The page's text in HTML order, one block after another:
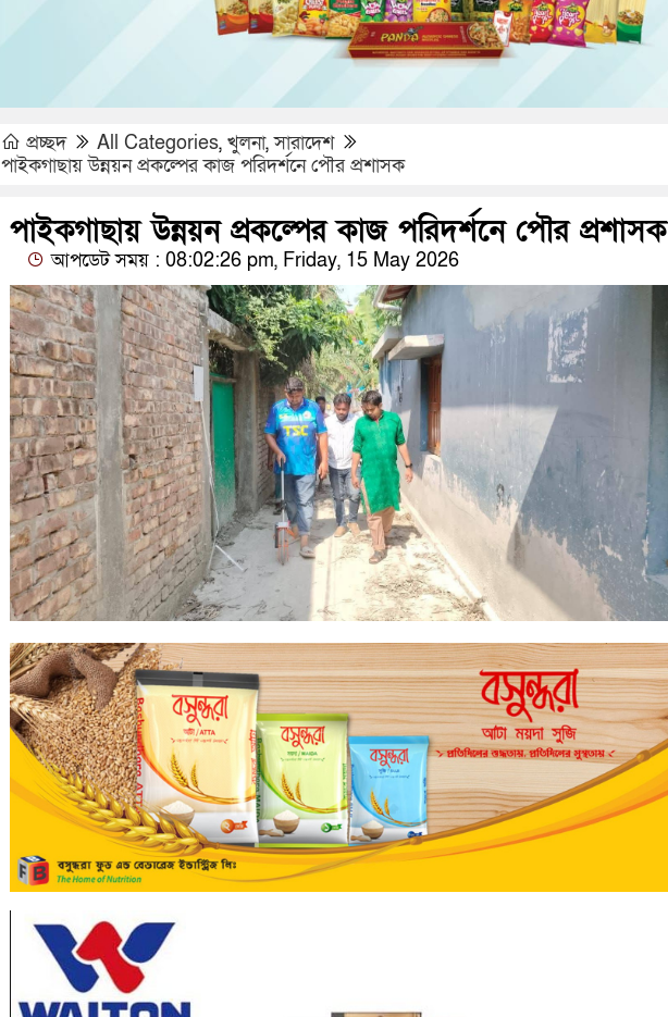
প্রচ্ছদ All Categories, খুলনা,সারাদেশ
পাইকগাছায় উন্নয়ন প্রকল্পের কাজ পরিদর্শনে পৌর প্রশাসক
পাইকগাছায় উন্নয়ন প্রকল্পের কাজ পরিদর্শনে পৌর প্রশাসক
আপডেট সময় : 08:02:26 pm, Friday, 15 May 2026